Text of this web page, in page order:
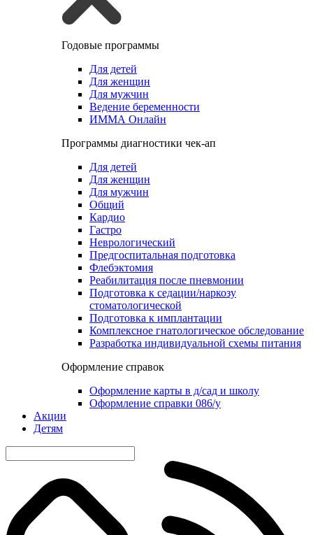
Годовые программы
Для детей
Для женщин
Для мужчин
Ведение беременности
ИММА Онлайн
Программы диагностики чек-ап
Для детей
Для женщин
Для мужчин
Общий
Кардио
Гастро
Неврологический
Предгоспитальная подготовка
Флебэктомия
Реабилитация после пневмонии
Подготовка к седации/наркозу
стоматологической
Подготовка к имплантации
Комплексное гнатологическое обследование
Разработка индивидуальной схемы питания
Оформление справок
Оформление карты в д/сад и школу
Оформление справки 086/у
Акции
Детям